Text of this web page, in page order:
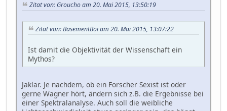
Zitat von: Groucho am 20. Mai 2015, 13:50:19
Zitat von: BasementBoi am 20. Mai 2015, 13:07:22
Ist damit die Objektivität der Wissenschaft ein
Mythos?
Jaklar. Je nachdem, ob ein Forscher Sexist ist oder
gerne Wagner hört, ändern sich z.B. die Ergebnisse bei
einer Spektralanalyse. Auch soll die weibliche